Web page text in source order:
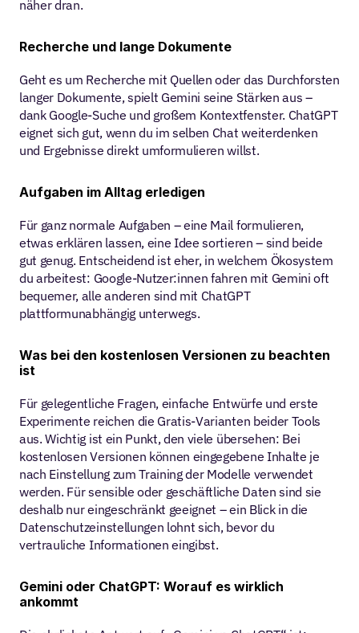
näher dran.
Recherche und lange Dokumente
Geht es um Recherche mit Quellen oder das Durchforsten
langer Dokumente, spielt Gemini seine Stärken aus –
dank Google-Suche und großem Kontextfenster. ChatGPT
eignet sich gut, wenn du im selben Chat weiterdenken
und Ergebnisse direkt umformulieren willst.
Aufgaben im Alltag erledigen
Für ganz normale Aufgaben – eine Mail formulieren,
etwas erklären lassen, eine Idee sortieren – sind beide
gut genug. Entscheidend ist eher, in welchem Ökosystem
du arbeitest: Google-Nutzer:innen fahren mit Gemini oft
bequemer, alle anderen sind mit ChatGPT
plattformunabhängig unterwegs.
Was bei den kostenlosen Versionen zu beachten
ist
Für gelegentliche Fragen, einfache Entwürfe und erste
Experimente reichen die Gratis-Varianten beider Tools
aus. Wichtig ist ein Punkt, den viele übersehen: Bei
kostenlosen Versionen können eingegebene Inhalte je
nach Einstellung zum Training der Modelle verwendet
werden. Für sensible oder geschäftliche Daten sind sie
deshalb nur eingeschränkt geeignet – ein Blick in die
Datenschutzeinstellungen lohnt sich, bevor du
vertrauliche Informationen eingibst.
Gemini oder ChatGPT: Worauf es wirklich
ankommt